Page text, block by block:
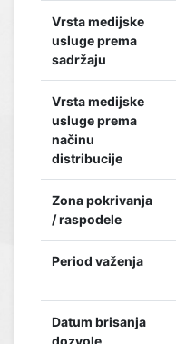
Vrsta medijske
usluge prema
sadržaju
Vrsta medijske
usluge prema
načinu
distribucije
Zona pokrivanja
/ raspodele
Period važenja
Datum brisanja
dozvole